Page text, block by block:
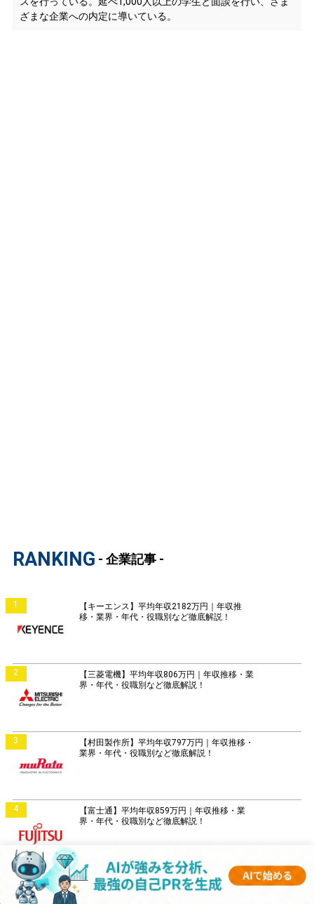
ざまな企業への内定に導いている。
RANKING - 企業記事 -
1
【キーエンス】平均年収2182万円｜年収推
移・業界・年代・役職別など徹底解説！
2
【三菱電機】平均年収806万円｜年収推移・業
界・年代・役職別など徹底解説！
3
【村田製作所】平均年収797万円｜年収推移・
業界・年代・役職別など徹底解説！
4
【富士通】平均年収859万円｜年収推移・業
界・年代・役職別など徹底解説！
5
【日立製作所】平均年収896万円｜年収推移・
業界・年代・役職別など徹底解説！